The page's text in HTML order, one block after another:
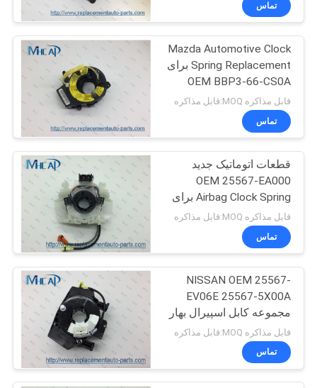
PRIVACY
POLICY
قطعات خودرو هوندا
269
قطعات بدنه خودرو
13
فیلتر هوای اتوماتیک
82
تماس
Mazda Automotive Clock
Spring Replacement برای
OEM BBP3-66-CS0A
BBP3-66-CS0
قابل مذاکره MOQ:قابل مذاکره
تماس
قطعات اتوماتیک جدید
OEM 25567-EA000
Airbag Clock Spring برای
نیسان
قابل مذاکره MOQ:قابل مذاکره
تماس
NISSAN OEM 25567-
EV06E 25567-5X00A
مجموعه کابل اسپیرال بهار
قابل مذاکره MOQ:قابل مذاکره
تماس